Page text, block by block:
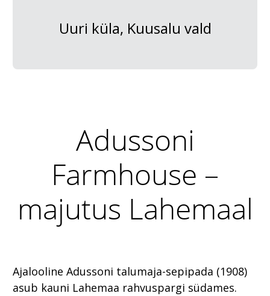
Uuri küla, Kuusalu vald
Adussoni
Farmhouse –
majutus Lahemaal
Ajalooline Adussoni talumaja-sepipada (1908)
asub kauni Lahemaa rahvuspargi südames.